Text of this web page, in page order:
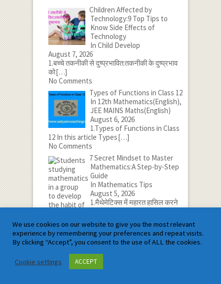
Children Affected by
Technology:9 Top Tips to
Know Side Effects of
Technology
In Child Develop
August 7, 2026
1.बच्चे तकनीकी से दुष्प्रभावित:तकनीकी के दुष्प्रभाव
को[…]
No Comments
Types of Functions in Class 12
In 12th Mathematics(English),
JEE MAINS Maths(English)
August 6, 2026
1.Types of Functions in Class
12 In this article Types[…]
No Comments
7 Secret Mindset to Master
Mathematics:A Step-by-Step
Guide
In Mathematics Tips
August 5, 2026
1.मैथेमेटिक्स में महारत हासिल करने
No Comments
We use cookies on our website to give you the most relevant
experience by remembering your preferences and repeat visits.
By clicking “Accept”, you consent to the use of ALL the cookies.
Cookie settings ACCEPT